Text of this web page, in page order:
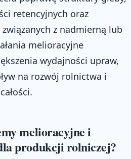
retencyjnych oraz
z nadmierną lub
melioracyjne
wydajności upraw,
na rozwój rolnictwa i
melioracyjne i
produkcji rolniczej?